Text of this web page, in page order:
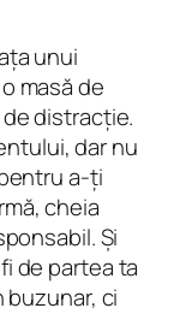
unui
masă de
distracție.
dar nu
a-ți
cheia
Și
de partea ta
buzunar, ci